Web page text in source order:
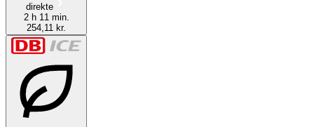
direkte
2 h 11 min.
254,11 kr.